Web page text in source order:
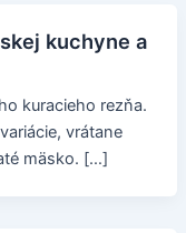
kuchyne a
kuracieho rezňa.
vrátane
mäsko. […]